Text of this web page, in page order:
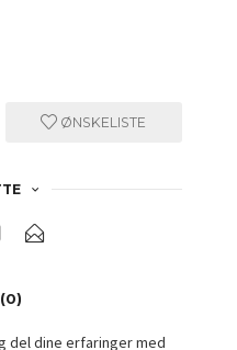
ØNSKELISTE
del dine erfaringer med